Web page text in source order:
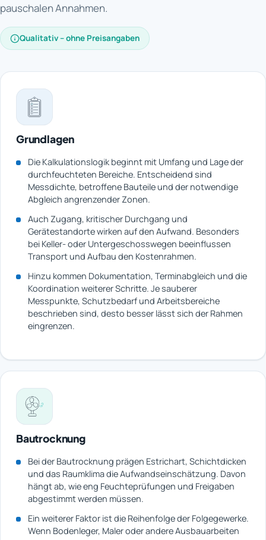
pauschalen Annahmen.
Qualitativ – ohne Preisangaben
Grundlagen
Die Kalkulationslogik beginnt mit Umfang und Lage der
durchfeuchteten Bereiche. Entscheidend sind
Messdichte, betroffene Bauteile und der notwendige
Abgleich angrenzender Zonen.
Auch Zugang, kritischer Durchgang und
Gerätestandorte wirken auf den Aufwand. Besonders
bei Keller- oder Untergeschosswegen beeinflussen
Transport und Aufbau den Kostenrahmen.
Hinzu kommen Dokumentation, Terminabgleich und die
Koordination weiterer Schritte. Je sauberer
Messpunkte, Schutzbedarf und Arbeitsbereiche
beschrieben sind, desto besser lässt sich der Rahmen
eingrenzen.
Bautrocknung
Bei der Bautrocknung prägen Estrichart, Schichtdicken
und das Raumklima die Aufwandseinschätzung. Davon
hängt ab, wie eng Feuchteprüfungen und Freigaben
abgestimmt werden müssen.
Ein weiterer Faktor ist die Reihenfolge der Folgegewerke.
Wenn Bodenleger, Maler oder andere Ausbauarbeiten